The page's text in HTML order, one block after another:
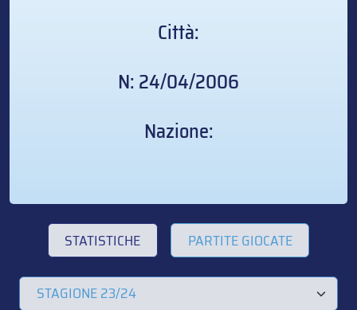
Città:
N: 24/04/2006
Nazione:
STATISTICHE PARTITE GIOCATE